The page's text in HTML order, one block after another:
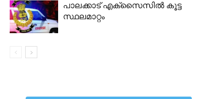
പാലക്കാട് എക്സൈസിൽ കൂട്ട
സ്ഥലമാറ്റം